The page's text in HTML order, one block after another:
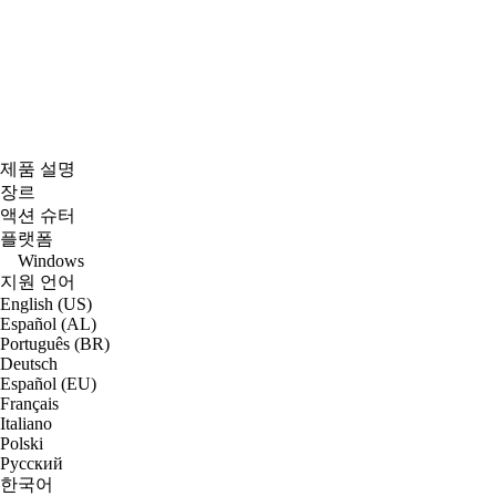
제품 설명
장르
액션 슈터
플랫폼
Windows
지원 언어
English (US)
Español (AL)
Português (BR)
Deutsch
Español (EU)
Français
Italiano
Polski
Русский
한국어